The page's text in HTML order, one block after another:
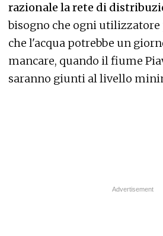
razionale la rete di
bisogno che ogni utilizzatore
che l'acqua potrebbe un
mancare, quando il fiume
saranno giunti al livello